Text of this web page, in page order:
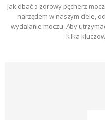
Jak dbać o zdrowy pęcherz
narządem w naszym ciele,
wydalanie moczu. Aby
kilka